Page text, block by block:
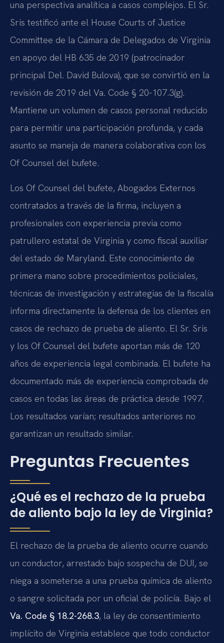
una perspectiva analítica a casos complejos. El Sr.
Sris testificó ante el House Courts of Justice
Committee de la Cámara de Delegados de Virginia
en apoyo del HB 635 de 2019 (patrocinador
principal Del. David Bulova), que se convirtió en la
revisión de 2019 del Va. Code § 20-107.3(g).
Mantiene un volumen de casos personal reducido
para permitir una participación profunda, y cada
asunto se maneja de manera colaborativa con los
Of Counsel del bufete.
Los Of Counsel del bufete, Abogados Externos
contratados a través de la firma, incluyen a
profesionales con experiencia previa como
patrullero estatal de Virginia y como fiscal auxiliar
del estado de Maryland. Este conocimiento de
primera mano sobre procedimientos policiales,
técnicas de investigación y estrategias de la fiscalía
informa directamente la defensa de los clientes en
casos de rechazo de prueba de aliento. El Sr. Sris
y los Of Counsel del bufete aportan más de 120
años de experiencia legal combinada. El bufete ha
documentado más de experiencia comprobada de
casos en todas las áreas de práctica desde 1997.
Los resultados varían; resultados anteriores no
garantizan un resultado similar.
Preguntas Frecuentes
¿Qué es el rechazo de la prueba
de aliento bajo la ley de Virginia?
El rechazo de la prueba de aliento ocurre cuando
un conductor, arrestado bajo sospecha de DUI, se
niega a someterse a una prueba química de aliento
o sangre solicitada por un oficial de policía. Bajo el
Va. Code § 18.2-268.3, la ley de consentimiento
implícito de Virginia establece que todo conductor